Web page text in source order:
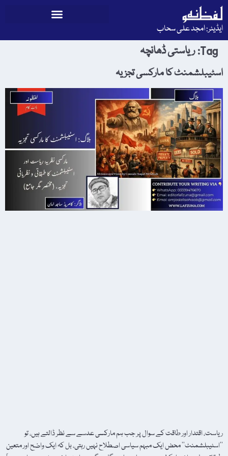
ایڈیٹر: امجد علی سحاب
Tag: ریاستی ڈھانچہ
اسٹیبلشمنٹ کا مارکسی تجزیہ
ریاست، اقتدار اور طاقت کے سوال پر جب ہم مارکسی عدسے سے نظر ڈالتے ہیں، تو
’’اسٹیبلشمنٹ‘‘ محض ایک مبہم سیاسی اصطلاح نہیں رہتی، بل کہ ایک واضح اور متعین